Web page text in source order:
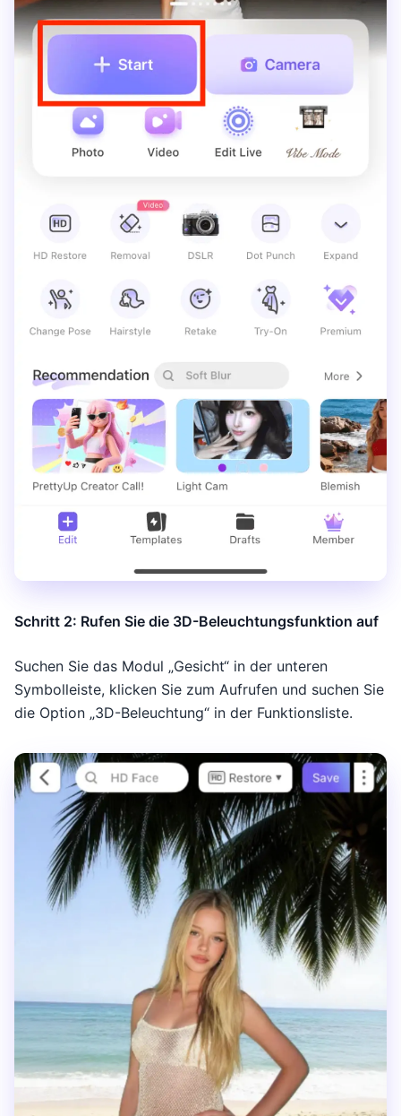
Schritt 2: Rufen Sie die 3D-Beleuchtungsfunktion auf
Suchen Sie das Modul „Gesicht“ in der unteren
Symbolleiste, klicken Sie zum Aufrufen und suchen Sie
die Option „3D-Beleuchtung“ in der Funktionsliste.